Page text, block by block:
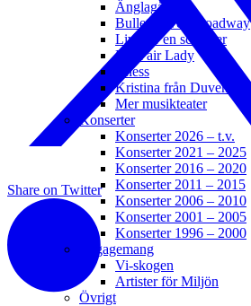
Share on Twitter
Änglagård
Bullets Over Broadway
Livet är en schlager
My Fair Lady
Chess
Kristina från Duvemåla
Mer musikteater
Konserter
Konserter 2026 – t.v.
Konserter 2021 – 2025
Konserter 2016 – 2020
Konserter 2011 – 2015
Konserter 2006 – 2010
Konserter 2001 – 2005
Konserter 1996 – 2000
Engagemang
Vi-skogen
Artister för Miljön
Övrigt